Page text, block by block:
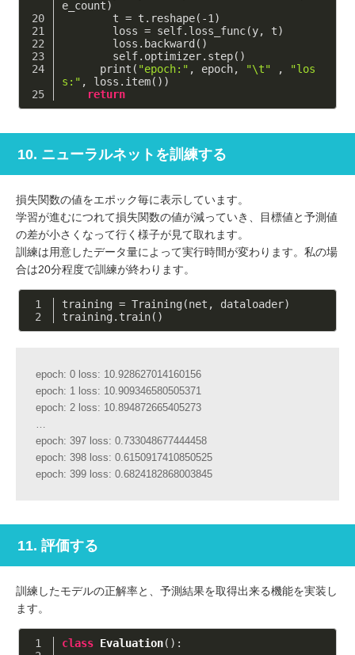
e_count)
        t = t.reshape(
-1 )
        loss = self.loss_func(y, t)
        loss.backward()
        self.optimizer.step()
      print(
"epoch:" , epoch, "\t" ,
"los
s:" , loss.item())
return
10. ニューラルネットを訓練する
損失関数の値をエポック毎に表示しています。
学習が進むにつれて損失関数の値が減っていき、目標値と予測値
の差が小さくなって行く様子が見て取れます。
訓練は用意したデータ量によって実行時間が変わります。私の場
合は20分程度で訓練が終わります。
training = Training(net, dataloader)
training.train()
epoch: 0 loss: 10.928627014160156
epoch: 1 loss: 10.909346580505371
epoch: 2 loss: 10.894872665405273
epoch: 397 loss: 0.733048677444458
epoch: 398 loss: 0.6150917410850525
epoch: 399 loss: 0.6824182868003845
11. 評価する
訓練したモデルの正解率と、予測結果を取得出来る機能を実装し
ます。
class Evaluation() :